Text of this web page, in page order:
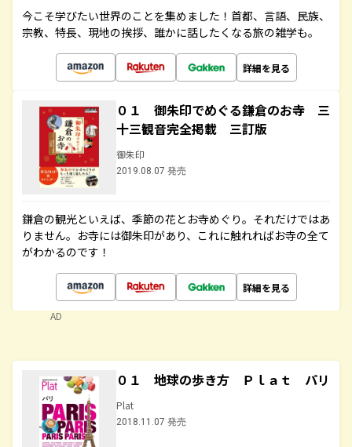
今こそ学びたい世界のことを集めました！首都、言語、民族、
宗教、特長、現地の挨拶、誰かに話したくなる旅の雑学も。
詳細を見る
０１ 御朱印でめぐる鎌倉のお寺 三
十三観音完全掲載 三訂版
御朱印
2019.08.07 発売
鎌倉の観光といえば、季節の花とお寺めぐり。それだけではあ
りません。お寺には御朱印があり、これに触れればお寺の全て
がわかるのです！
詳細を見る
AD
０１ 地球の歩き方 Ｐｌａｔ パリ
Plat
2018.11.07 発売